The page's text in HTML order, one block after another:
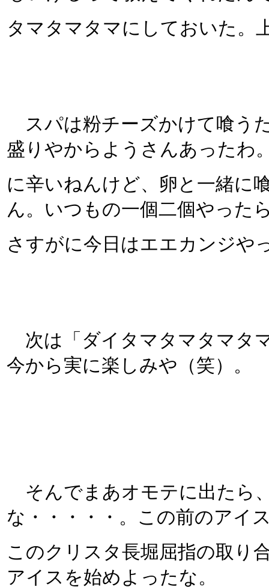
タマタマタマにしておいた。
スパは粉チーズかけて喰う
盛りやからようさんあったわ
に辛いねんけど、卵と一緒に
ん。いつもの一個二個やった
さすがに今日はエエカンジや
次は「ダイタマタマタマタ
今から実に楽しみや（笑）。
そんでまあオモテに出たら
な・・・・・。この前のアイ
このクリスタ長堀屈指の取り
アイスを始めよったな。